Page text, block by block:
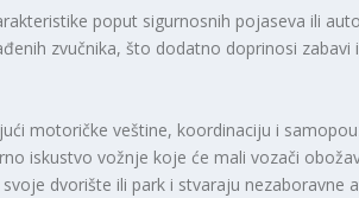
poput sigurnosnih pojaseva ili
zvučnika, što dodatno doprinosi zabavi
motoričke veštine, koordinaciju i
iskustvo vožnje koje će mali vozači
dvorište ili park i stvaraju nezaboravne